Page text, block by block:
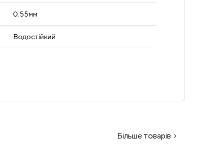
0.55мм
Водостійкий
Більше товарів